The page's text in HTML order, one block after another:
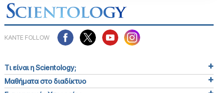
ΚΑΝΤΕ FOLLOW
Τι είναι η Scientology;
Μαθήματα στο διαδίκτυο